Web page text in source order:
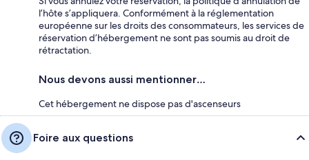
l’hôte s’appliquera. Conformément à la réglementation
européenne sur les droits des consommateurs, les services de
réservation d’hébergement ne sont pas soumis au droit de
rétractation.
Nous devons aussi mentionner…
Cet hébergement ne dispose pas d'ascenseurs
Foire aux questions